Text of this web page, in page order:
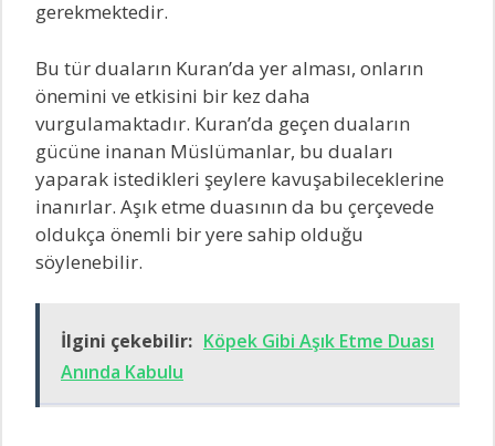
gerekmektedir.
Bu tür duaların Kuran’da yer alması, onların
önemini ve etkisini bir kez daha
vurgulamaktadır. Kuran’da geçen duaların
gücüne inanan Müslümanlar, bu duaları
yaparak istedikleri şeylere kavuşabileceklerine
inanırlar. Aşık etme duasının da bu çerçevede
oldukça önemli bir yere sahip olduğu
söylenebilir.
İlgini çekebilir: Köpek Gibi Aşık Etme Duası
Anında Kabulu